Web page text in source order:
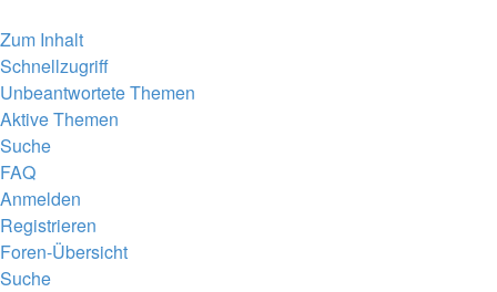
Zum Inhalt
Schnellzugriff
Unbeantwortete Themen
Aktive Themen
Suche
FAQ
Anmelden
Registrieren
Foren-Übersicht
Suche